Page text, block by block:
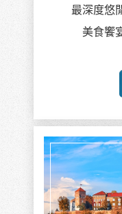
最深度悠
美食饗